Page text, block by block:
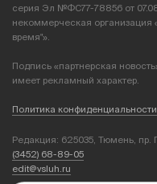
серия Эл №ФС77-78856 от
некоммерческая
время"».
Подпись «партнерская
имеет рекламный характер.
Политика конфиденциальности
Редакция: 625035, Тюмень, пр.
(3452) 68-89-05
edit@vsluh.ru